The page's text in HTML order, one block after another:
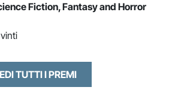
Fiction, Fantasy and Horror
TUTTI I PREMI